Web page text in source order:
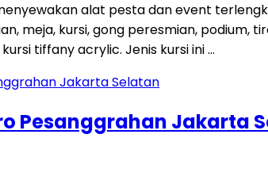
alat pesta dan event
meja, kursi, gong peresmian,
tiffany acrylic. Jenis kursi ini …
Pesanggrahan Jakarta